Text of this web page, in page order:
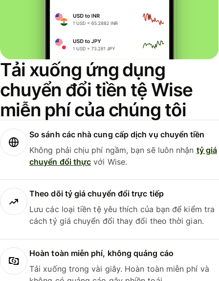
Tải xuống ứng dụng
chuyển đổi tiền tệ Wise
miễn phí của chúng tôi
So sánh các nhà cung cấp dịch vụ chuyển tiền
Không phải chịu phí ngầm, bạn sẽ luôn nhận tỷ giá
chuyển đổi thực với Wise.
Theo dõi tỷ giá chuyển đổi trực tiếp
Lưu các loại tiền tệ yêu thích của bạn để kiểm tra
cách tỷ giá chuyển đổi thay đổi theo thời gian.
Hoàn toàn miễn phí, không quảng cáo
Tải xuống trong vài giây. Hoàn toàn miễn phí và